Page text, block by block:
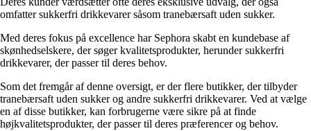
omfatter sukkerfri drikkevarer såsom tranebærsaft uden sukker.
Med deres fokus på excellence har Sephora skabt en kundebase af
skønhedselskere, der søger kvalitetsprodukter, herunder sukkerfri
drikkevarer, der passer til deres behov.
Som det fremgår af denne oversigt, er der flere butikker, der tilbyder
tranebærsaft uden sukker og andre sukkerfri drikkevarer. Ved at vælge
en af disse butikker, kan forbrugerne være sikre på at finde
højkvalitetsprodukter, der passer til deres præferencer og behov.